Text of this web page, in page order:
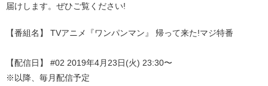
届けします。ぜひご覧ください!
【番組名】 TVアニメ『ワンパンマン』 帰って来た!マジ特番
【配信日】 #02 2019年4月23日(火) 23:30〜
※以降、毎月配信予定